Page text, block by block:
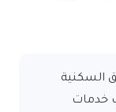
السكنية
خدمات